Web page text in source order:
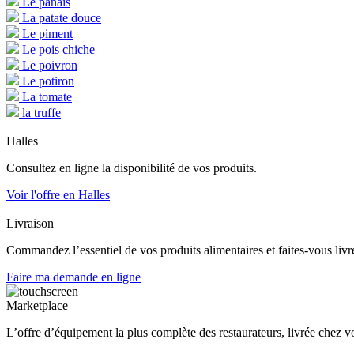
La patate douce
Le piment
Le pois chiche
Le poivron
Le potiron
La tomate
la truffe
Halles
Consultez en ligne la disponibilité de vos produits.
Voir l'offre en Halles
Livraison
Commandez l’essentiel de vos produits alimentaires et faites-vous
Faire ma demande en ligne
Marketplace
L’offre d’équipement la plus complète des restaurateurs, livrée chez